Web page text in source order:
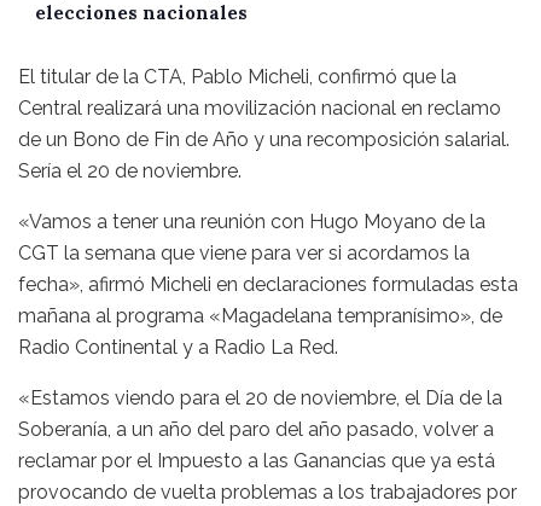
elecciones nacionales
El titular de la CTA, Pablo Micheli, confirmó que la
Central realizará una movilización nacional en reclamo
de un Bono de Fin de Año y una recomposición salarial.
Sería el 20 de noviembre.
«Vamos a tener una reunión con Hugo Moyano de la
CGT la semana que viene para ver si acordamos la
fecha», afirmó Micheli en declaraciones formuladas esta
mañana al programa «Magadelana tempranísimo», de
Radio Continental y a Radio La Red.
«Estamos viendo para el 20 de noviembre, el Día de la
Soberanía, a un año del paro del año pasado, volver a
reclamar por el Impuesto a las Ganancias que ya está
provocando de vuelta problemas a los trabajadores por